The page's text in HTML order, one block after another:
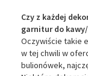
Czy z każdej
garnitur do
Oczywiście takie
w tej chwili w
bulionówek,